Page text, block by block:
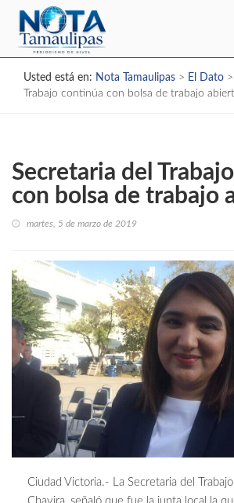
Usted está en: Nota Tamaulipas > El Dato >
Trabajo continúa con bolsa de trabajo
Secretaria del
con bolsa de trabajo
martes, 5 de marzo de 2019
Ciudad Victoria.- La Secretaria del